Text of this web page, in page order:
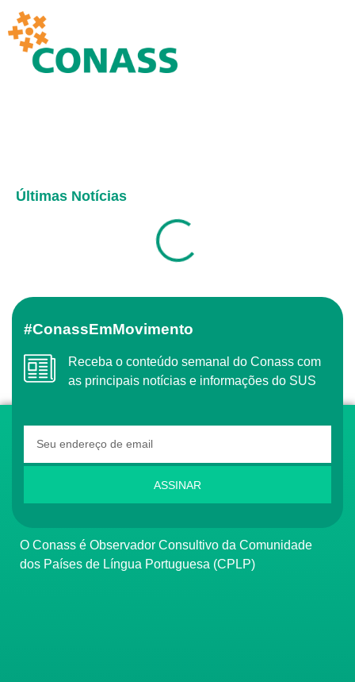
Últimas Notícias
#ConassEmMovimento
Receba o conteúdo semanal do Conass com
as principais notícias e informações do SUS
ASSINAR
O Conass é Observador Consultivo da Comunidade
dos Países de Língua Portuguesa (CPLP)